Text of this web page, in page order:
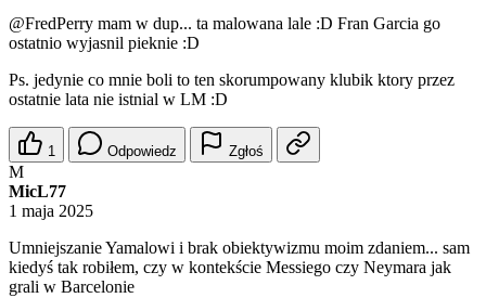
@FredPerry mam w dup... ta malowana lale :D Fran Garcia go
ostatnio wyjasnil pieknie :D
Ps. jedynie co mnie boli to ten skorumpowany klubik ktory przez
ostatnie lata nie istnial w LM :D
1 Odpowiedz Zgłoś
M
MicL77
1 maja 2025
Umniejszanie Yamalowi i brak obiektywizmu moim zdaniem... sam
kiedyś tak robiłem, czy w kontekście Messiego czy Neymara jak
grali w Barcelonie